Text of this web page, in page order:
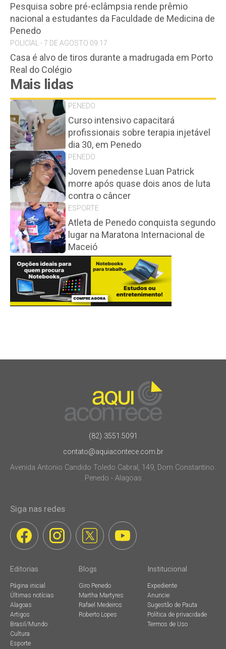
Pesquisa sobre pré-eclâmpsia rende prêmio
nacional a estudantes da Faculdade de Medicina de
Penedo
POLICIAL - 7 DE AGOSTO 09:17
Casa é alvo de tiros durante a madrugada em Porto
Real do Colégio
Mais lidas
PENEDO
Curso intensivo capacitará
profissionais sobre terapia injetável
dia 30, em Penedo
PENEDO
Jovem penedense Luan Patrick
morre após quase dois anos de luta
contra o câncer
ESPORTE
Atleta de Penedo conquista segundo
lugar na Maratona Internacional de
Maceió
(82) 3551.5091
contato@aquiacontece.com.br
Avenida Antonio Candido Toledo Cabral, 149, Dom Constantino.
Penedo - Alagoas
Siga nas redes
Editorias
Página inicial
Últimas notícias
Alagoas
Artigos
Brasil/Mundo
Cultura
Esporte
Blogs
Giro Penedo
Martha Martyres
Rafael Medeiros
Roberto Lopes
Institucional
Expediente
Anuncie
Sugestão de Pauta
Política de privacidade
Termos de Uso